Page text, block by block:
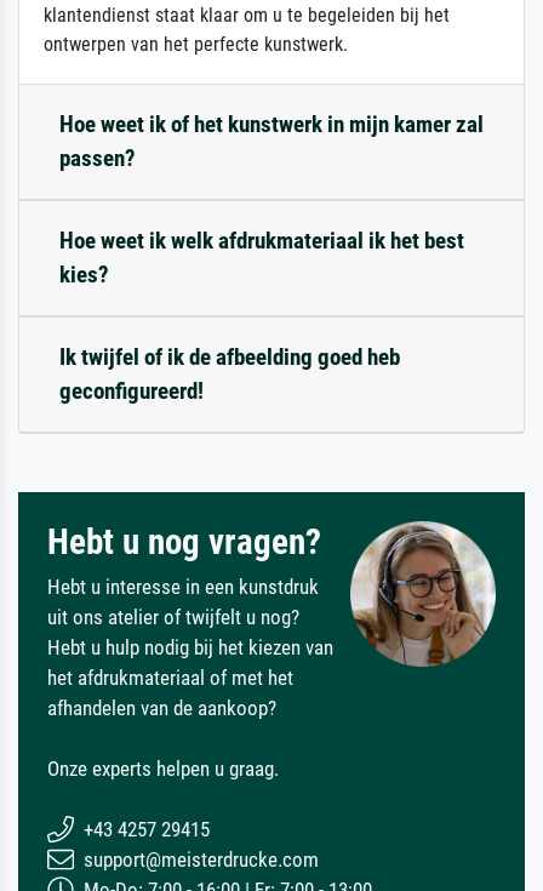
klantendienst staat klaar om u te begeleiden bij het
ontwerpen van het perfecte kunstwerk.
Hoe weet ik of het kunstwerk in mijn kamer zal
passen?
Hoe weet ik welk afdrukmateriaal ik het best
kies?
Ik twijfel of ik de afbeelding goed heb
geconfigureerd!
Hebt u nog vragen?
Hebt u interesse in een kunstdruk
uit ons atelier of twijfelt u nog?
Hebt u hulp nodig bij het kiezen van
het afdrukmateriaal of met het
afhandelen van de aankoop?
Onze experts helpen u graag.
+43 4257 29415
support@meisterdrucke.com